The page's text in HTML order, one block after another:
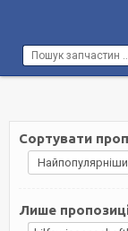
Сортувати
Лише